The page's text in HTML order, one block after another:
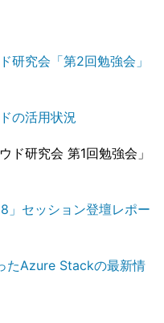
研究会「第2回勉強会」
の活用状況
ド研究会 第1回勉強会」
」セッション登壇レポー
たAzure Stackの最新情